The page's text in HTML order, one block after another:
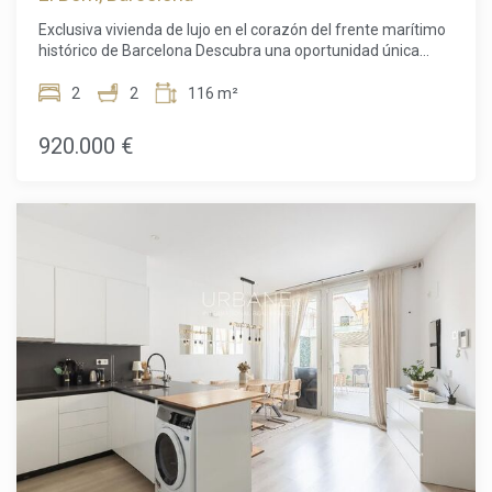
propiedad puede ofrecerle. El precio de venta no incluye
impuestos, gastos de notaría ni de registro, honorarios de
agencia ni gastos relacionados con la hipoteca (si
corresponde).
Exclusiva vivienda de lujo en el corazón del frente marítimo
histórico de Barcelona Descubra una oportunidad única
reformada en una de las ubicaciones más prestigiosas del
histórico barrio de La Ribera, en Ciutat Vella, este elegante
apartamento de 116 m² combina a la perfección el encanto
de Interés Local, el apartamento ha sido reformado con
materiales y acabados de alta calidad, conservando
cuidadosamente su carácter original. Sus techos originales
con detalles ornamentales aportan personalidad y
elegancia, armonizando con los acabados modernos de
toda la vivienda. Diseñado para disfrutar de un estilo de vida
exclusivo, el apartamento ofrece un amplio y luminoso
salón-comedor con cocina de concepto abierto, ideal tanto
para el día a día como para recibir invitados. La vivienda se
vende completamente amueblada, lista para entrar a vivir
desde el primer día. La distribución cuenta con dos amplios
dormitorios y dos elegantes baños, ofreciendo comodidad,
privacidad y funcionalidad. Sus balcones con vistas a la
2 2 116 m²
920.000 €